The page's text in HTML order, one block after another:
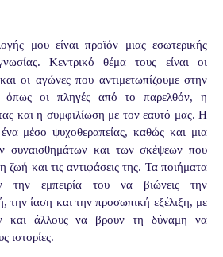
μου είναι προϊόν μιας εσωτερικής
Κεντρικό θέμα τους είναι οι
οι αγώνες που αντιμετωπίζουμε στην
όπως οι πληγές από το παρελθόν, η
και η συμφιλίωση με τον εαυτό μας. Η
μέσο ψυχοθεραπείας, καθώς και μια
συναισθημάτων και των σκέψεων που
και τις αντιφάσεις της. Τα ποιήματα
την εμπειρία του να βιώνεις την
την ίαση και την προσωπική εξέλιξη, με
και άλλους να βρουν τη δύναμη να
ιστορίες.